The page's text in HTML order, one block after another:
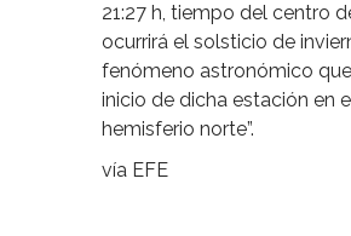
21:27 h, tiempo del centro
ocurrirá el solsticio de
fenómeno astronómico
inicio de dicha estación en
hemisferio norte”.
vía EFE